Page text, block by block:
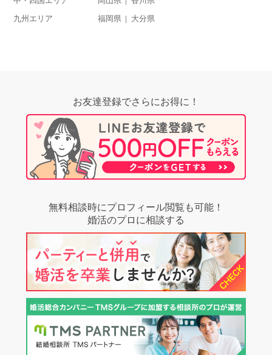
九州エリア 福岡県 大分県
お友達登録でさらにお得に！
無料相談時にプロフィール閲覧も可能！
婚活のプロに相談する